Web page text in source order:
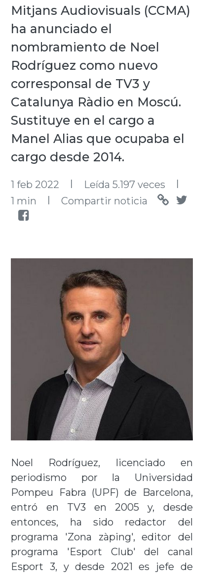
Mitjans Audiovisuals (CCMA)
ha anunciado el
nombramiento de Noel
Rodríguez como nuevo
corresponsal de TV3 y
Catalunya Ràdio en Moscú.
Sustituye en el cargo a
Manel Alias que ocupaba el
cargo desde 2014.
1 feb 2022 l Leída 5.197 veces l
1 min l Compartir noticia
Noel Rodríguez, licenciado en
periodismo por la Universidad
Pompeu Fabra (UPF) de Barcelona,
entró en TV3 en 2005 y, desde
entonces, ha sido redactor del
programa 'Zona zàping', editor del
programa 'Esport Club' del canal
Esport 3, y desde 2021 es jefe de